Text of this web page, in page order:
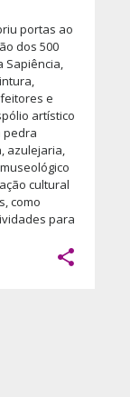
portas ao
dos 500
Sapiência,
e
artístico
pedra
azulejaria,
cultural
como
para
